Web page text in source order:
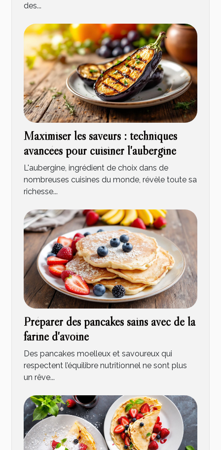
des...
Maximiser les saveurs : techniques
avancées pour cuisiner l'aubergine
L'aubergine, ingrédient de choix dans de
nombreuses cuisines du monde, révèle toute sa
richesse...
Préparer des pancakes sains avec de la
farine d'avoine
Des pancakes moelleux et savoureux qui
respectent l’équilibre nutritionnel ne sont plus
un rêve...